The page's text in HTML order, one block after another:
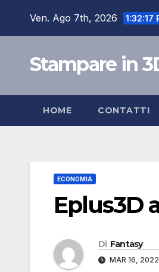
Ven. Ago 7th, 2026 1:32:18
Stampare in
HOME CONTATTI
ECONOMIA
Eplus3D
Di Fantasy
MAR 16, 2022